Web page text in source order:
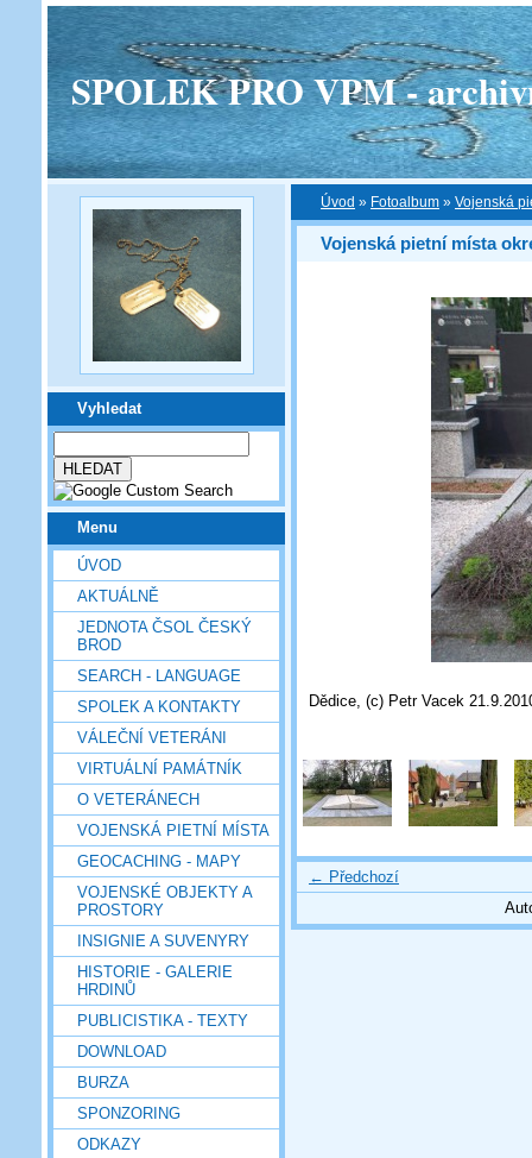
SPOLEK PRO VPM -
Vyhledat
Menu
ÚVOD
AKTUÁLNĚ
JEDNOTA ČSOL ČESKÝ
BROD
SEARCH - LANGUAGE
SPOLEK A KONTAKTY
VÁLEČNÍ VETERÁNI
VIRTUÁLNÍ PAMÁTNÍK
O VETERÁNECH
VOJENSKÁ PIETNÍ MÍSTA
GEOCACHING - MAPY
VOJENSKÉ OBJEKTY A
PROSTORY
INSIGNIE A SUVENYRY
HISTORIE - GALERIE
HRDINŮ
PUBLICISTIKA - TEXTY
DOWNLOAD
BURZA
SPONZORING
ODKAZY
Úvod » Fotoalbum » Vojenská
Vojenská pietní místa
Dědice, (c) Petr Vacek
← Předchozí